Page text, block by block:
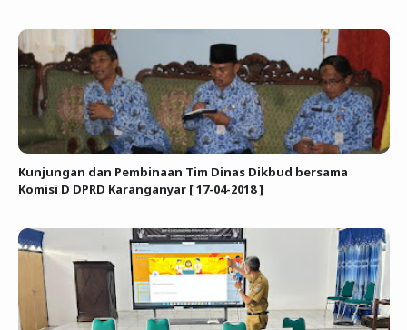
Kunjungan dan Pembinaan Tim Dinas Dikbud bersama
Komisi D DPRD Karanganyar [ 17-04-2018 ]